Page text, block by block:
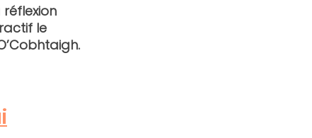
le